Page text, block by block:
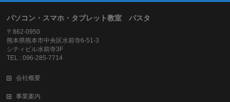
パソコン・スマホ・タブレット教室 パスタ
〒862-0950
熊本県熊本市中央区水前寺6-51-3
シティビル水前寺3F
TEL : 096-285-7714
会社概要
事業案内